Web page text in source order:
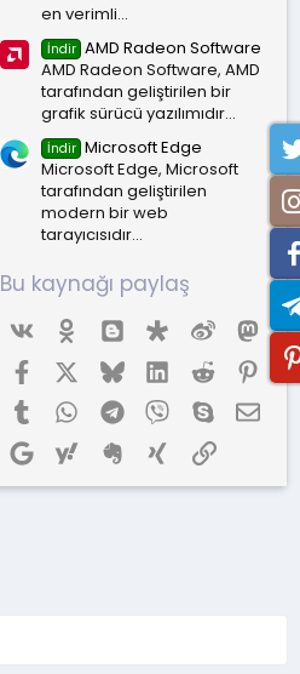
en verimli...
İndir AMD Radeon Software
AMD Radeon Software, AMD
tarafından geliştirilen bir
grafik sürücü yazılımıdır...
İndir Microsoft Edge
Microsoft Edge, Microsoft
tarafından geliştirilen
modern bir web
tarayıcısıdır...
Bu kaynağı paylaş
Vk BloggerDiaspora
Weibo
FacebookX (Twitter)
Bluesky LinkedInReddit
Tumblr WhatsApp
Telegram
ViberSkypeE-
GoogleYahoo Evernote
Xing Link